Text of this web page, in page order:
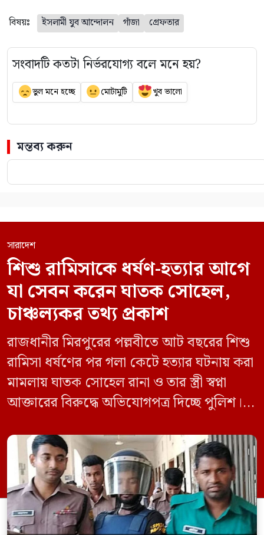
বিষয়ঃ ইসলামী যুব আন্দোলন গাঁজা গ্রেফতার
সংবাদটি কতটা নির্ভরযোগ্য বলে মনে হয়?
ভুল মনে হচ্ছে মোটামুটি খুব ভালো
মন্তব্য করুন
সারাদেশ
শিশু রামিসাকে ধর্ষণ-হত্যার আগে
যা সেবন করেন ঘাতক সোহেল,
চাঞ্চল্যকর তথ্য প্রকাশ
রাজধানীর মিরপুরের পল্লবীতে আট বছরের শিশু
রামিসা ধর্ষণের পর গলা কেটে হত্যার ঘটনায় করা
মামলায় ঘাতক সোহেল রানা ও তার স্ত্রী স্বপ্না
আক্তারের বিরুদ্ধে অভিযোগপত্র দিচ্ছে পুলিশ।
সেবন করেছিলেন বলে জবানবন্দিতে
জানিয়েছেন আসামি। রোববার (২৪ মে) সকালে
মামলার তদন্ত কর্মকর্তা পল্লবী থানার উপ-
পরিদর্শক অহিদুজ্জামান এ তথ্য নিছিত করেন।
তিনি বলেন, […]